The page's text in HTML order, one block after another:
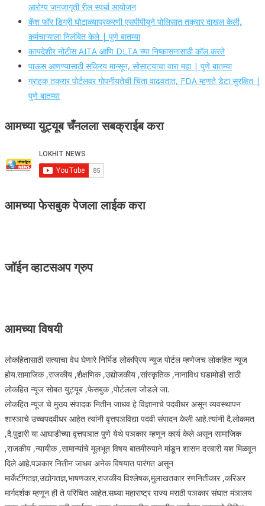
आरोग्य जनजागृती रील स्पर्धा आयोजन
कॅश फॉर डिग्री घोटाळ्याप्रकरणी एसपीपीयूने पोलिसात तक्रार दाखल केली,
कर्मचाऱ्याला निलंबित केले | पुणे बातम्या
कायदेशीर नोटीस AITA आणि DLTA च्या निष्कासनासाठी कॉल करते
पाऊस आणण्यासाठी सक्रिय मान्सून, सोसाट्याचा वारा महा | पुणे बातम्या
ग्राहक तक्रार पोर्टलवर गोपनीयतेची चिंता वाढवतात, FDA म्हणते डेटा सुरक्षित |
पुणे बातम्या
आमच्या युट्यूब चँनलला सबक्राईब करा
आमच्या फेसबुक पेजला लाईक करा
जॉईन व्हाटसअप ग्रुप
आमच्या विषयी
लोकहितासाठी सत्याचा वेध घेणारे निर्भिड लोकप्रिय न्यूज पोर्टल म्हणेजच लोकहित न्यूज
होय.सामाजिक ,राजकीय ,शैक्षणिक ,उद्योजकीय ,सांस्कृतिक ,नानाविध घडामोडी साठी
लोकहित न्यूज सोबत युट्यूब ,फेसबुक ,पोर्टलला जोडले जा.
लोकहित न्यूज चे मुख्य संपादक नितीन जाधव हे विज्ञानाचे पदवीधर असून व्यवस्थापन
शास्ञाचे उच्चपदवीधर आहेत त्यांनी वृत्तपञविद्या पदवी संपादन केली आहे.त्यांनी दै.लोकमत
,दै.पुढारी या आघाडीच्या वृत्तपञात पुणे येथे पञकार म्हणून कार्य केले असून सामाजिक
,राजकीय ,न्यायीक ,सामान्यांचे मूलभूत विषय बातमीरुपाने मांडून शासन दरबारी यश मिळवून
दिले आहे.पञकार नितीन जाधव अनेक विषयात पारंगत असून
मार्केटींगतज्ञ,उद्योगतज्ञ,भाषणकार,राजकीय विश्लेषक,मुलाखतकार रणनितीकार ,करिअर
मार्गदर्शक म्हणून ही ते परिचित आहेत.सध्या महाराष्ट्र राज्य मराठी पञकार संघात मंञालय